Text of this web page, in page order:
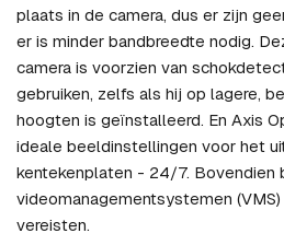
plaats in de camera, dus er zijn
er is minder bandbreedte nodig.
camera is voorzien van
gebruiken, zelfs als hij op lagere,
hoogten is geïnstalleerd. En Axis
ideale beeldinstellingen voor het
kentekenplaten - 24/7. Bovendien
videomanagementsystemen
vereisten.